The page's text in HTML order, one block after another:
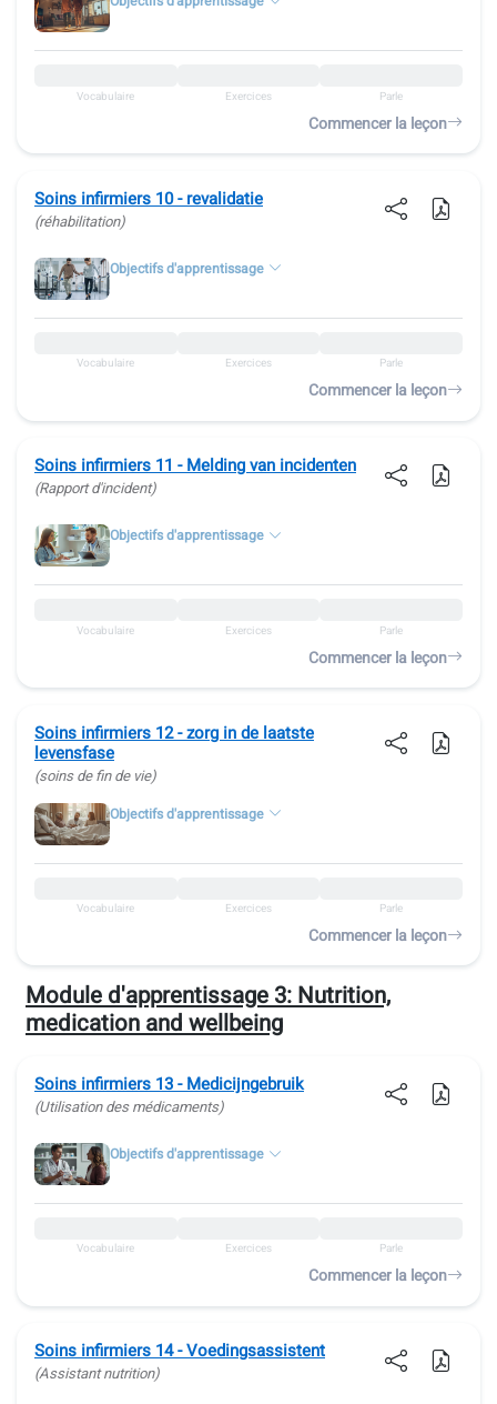
Vocabulaire Exercices Parle
Commencer la leçon
Soins infirmiers 10 - revalidatie
(réhabilitation)
Objectifs d'apprentissage
Vocabulaire Exercices Parle
Commencer la leçon
Soins infirmiers 11 - Melding van incidenten
(Rapport d'incident)
Objectifs d'apprentissage
Vocabulaire Exercices Parle
Commencer la leçon
Soins infirmiers 12 - zorg in de laatste
levensfase
(soins de fin de vie)
Objectifs d'apprentissage
Vocabulaire Exercices Parle
Commencer la leçon
Module d'apprentissage 3: Nutrition,
medication and wellbeing
Soins infirmiers 13 - Medicijngebruik
(Utilisation des médicaments)
Objectifs d'apprentissage
Vocabulaire Exercices Parle
Commencer la leçon
Soins infirmiers 14 - Voedingsassistent
(Assistant nutrition)